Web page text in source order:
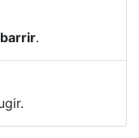
barrir.